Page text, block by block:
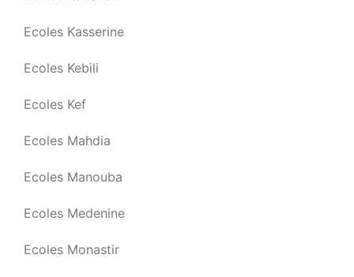
Ecoles Kasserine
Ecoles Kebili
Ecoles Kef
Ecoles Mahdia
Ecoles Manouba
Ecoles Medenine
Ecoles Monastir